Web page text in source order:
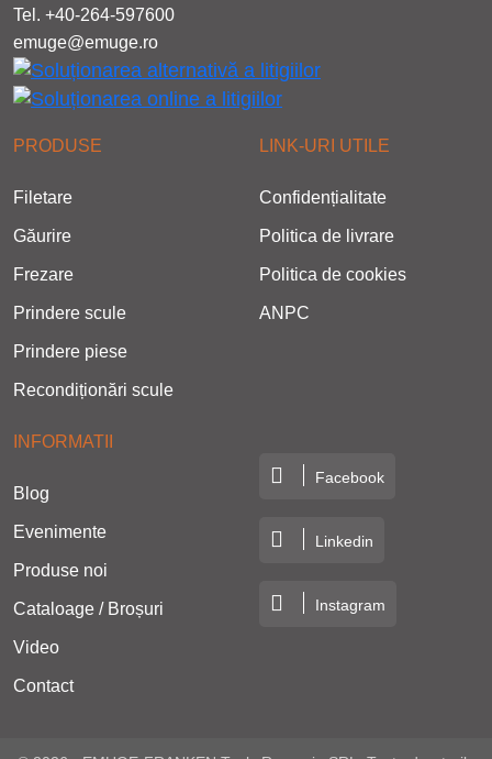
Tel. +40-264-597600
emuge@emuge.ro
PRODUSE
Filetare
Găurire
Frezare
Prindere scule
Prindere piese
Recondiționări scule
LINK-URI UTILE
Confidențialitate
Politica de livrare
Politica de cookies
ANPC
INFORMATII
Blog
Evenimente
Produse noi
Cataloage / Broșuri
Video
Contact
Facebook
Linkedin
Instagram